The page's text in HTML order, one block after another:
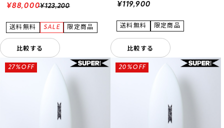
¥123,200
¥88,000
比較する
¥119,900
比較する
27%OFF 20%OFF